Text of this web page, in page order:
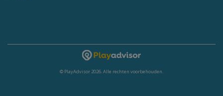
© PlayAdvisor 2026. Alle rechten voorbehouden.